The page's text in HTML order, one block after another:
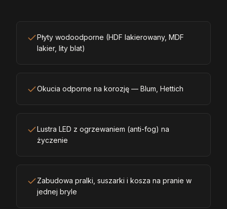
Płyty wodoodporne (HDF lakierowany, MDF
lakier, lity blat)
Okucia odporne na korozję — Blum, Hettich
Lustra LED z ogrzewaniem (anti-fog) na
życzenie
Zabudowa pralki, suszarki i kosza na pranie w
jednej bryle